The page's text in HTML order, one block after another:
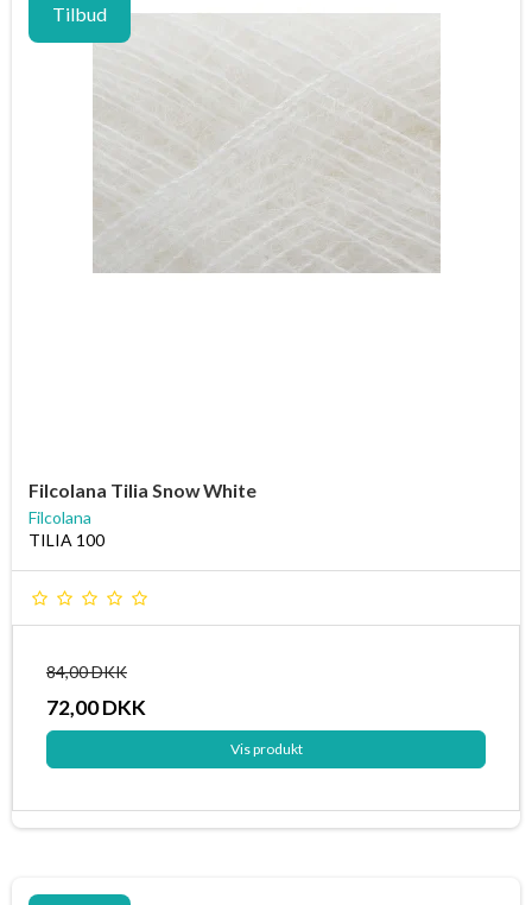
Tilbud
Filcolana Tilia Snow White
Filcolana
TILIA 100
84,00 DKK
72,00 DKK
Vis produkt